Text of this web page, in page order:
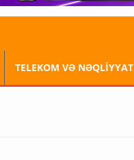
TELEKOM VƏ NƏQLİYYAT